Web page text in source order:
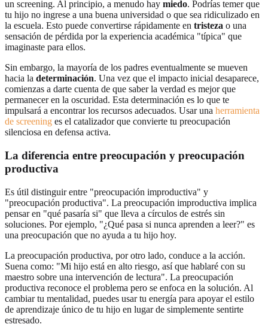
un screening. Al principio, a menudo hay miedo. Podrías temer que
tu hijo no ingrese a una buena universidad o que sea ridiculizado en
la escuela. Esto puede convertirse rápidamente en tristeza o una
sensación de pérdida por la experiencia académica "típica" que
imaginaste para ellos.
Sin embargo, la mayoría de los padres eventualmente se mueven
hacia la determinación. Una vez que el impacto inicial desaparece,
comienzas a darte cuenta de que saber la verdad es mejor que
permanecer en la oscuridad. Esta determinación es lo que te
impulsará a encontrar los recursos adecuados. Usar una herramienta
de screening es el catalizador que convierte tu preocupación
silenciosa en defensa activa.
La diferencia entre preocupación y preocupación
productiva
Es útil distinguir entre "preocupación improductiva" y
"preocupación productiva". La preocupación improductiva implica
pensar en "qué pasaría si" que lleva a círculos de estrés sin
soluciones. Por ejemplo, "¿Qué pasa si nunca aprenden a leer?" es
una preocupación que no ayuda a tu hijo hoy.
La preocupación productiva, por otro lado, conduce a la acción.
Suena como: "Mi hijo está en alto riesgo, así que hablaré con su
maestro sobre una intervención de lectura". La preocupación
productiva reconoce el problema pero se enfoca en la solución. Al
cambiar tu mentalidad, puedes usar tu energía para apoyar el estilo
de aprendizaje único de tu hijo en lugar de simplemente sentirte
estresado.